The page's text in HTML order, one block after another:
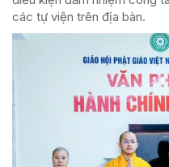
các tự viện trên địa bàn.